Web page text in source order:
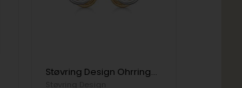
Støvring Design Ohrringe aus 8 kt Gold, 3 in 1 mit polierter Oberfläche, Modell 60166970